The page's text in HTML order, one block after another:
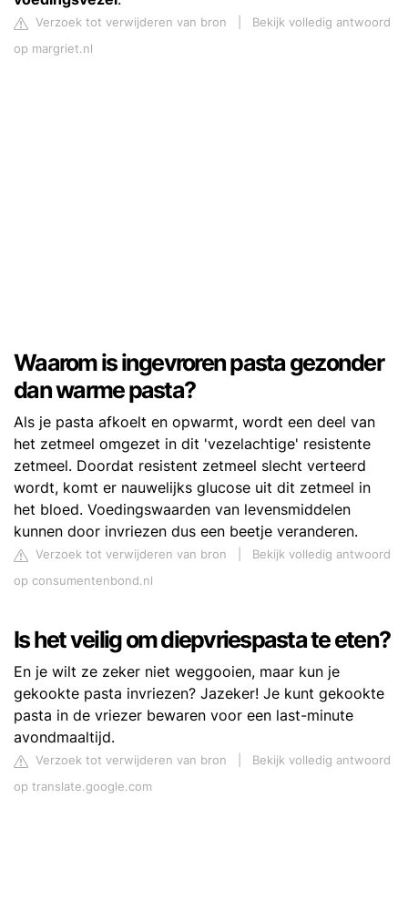
Verzoek tot verwijderen van bron
Bekijk volledig antwoord
op margriet.nl
Waarom is ingevroren pasta gezonder
dan warme pasta?
Als je pasta afkoelt en opwarmt, wordt een deel van
het zetmeel omgezet in dit 'vezelachtige' resistente
zetmeel. Doordat resistent zetmeel slecht verteerd
wordt, komt er nauwelijks glucose uit dit zetmeel in
het bloed. Voedingswaarden van levensmiddelen
kunnen door invriezen dus een beetje veranderen.
Verzoek tot verwijderen van bron
Bekijk volledig antwoord
op consumentenbond.nl
Is het veilig om diepvriespasta te eten?
En je wilt ze zeker niet weggooien, maar kun je
gekookte pasta invriezen? Jazeker! Je kunt gekookte
pasta in de vriezer bewaren voor een last-minute
avondmaaltijd.
Verzoek tot verwijderen van bron
Bekijk volledig antwoord
op translate.google.com